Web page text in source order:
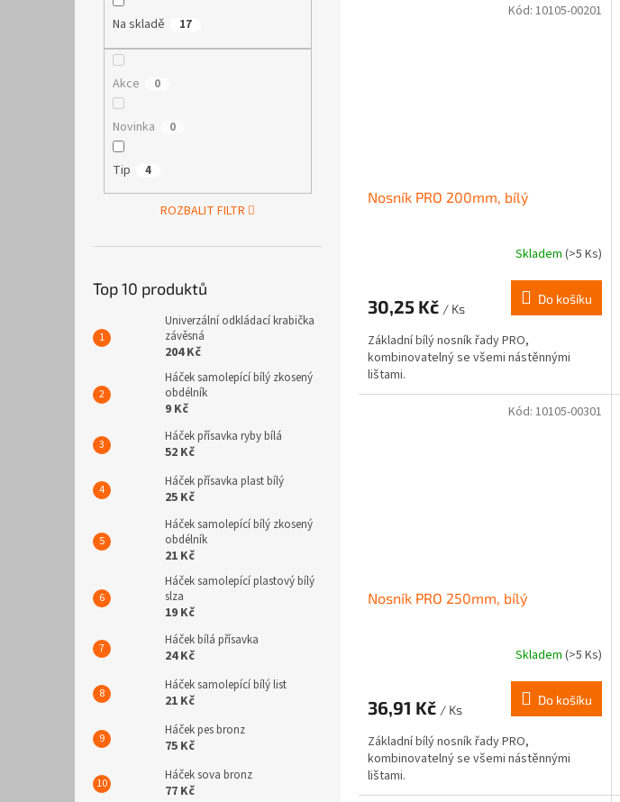
Na skladě 17
Akce 0
Novinka 0
Tip 4
ROZBALIT FILTR
Top 10 produktů
Univerzální odkládací krabička
závěsná
204 Kč
Háček samolepící bílý zkosený
obdélník
9 Kč
Háček přísavka ryby bílá
52 Kč
Háček přísavka plast bílý
25 Kč
Háček samolepící bílý zkosený
obdélník
21 Kč
Háček samolepící plastový bílý
slza
19 Kč
Háček bílá přísavka
24 Kč
Háček samolepící bílý list
21 Kč
Háček pes bronz
75 Kč
Háček sova bronz
77 Kč
Nosník PRO 200mm, bílý
Skladem (>5 Ks)
30,25 Kč / Ks
Do košíku
Základní bílý nosník řady PRO,
kombinovatelný se všemi nástěnnými
lištami.
Kód: 10105-00201
Nosník PRO 250mm, bílý
Skladem (>5 Ks)
36,91 Kč / Ks
Do košíku
Základní bílý nosník řady PRO,
kombinovatelný se všemi nástěnnými
lištami.
Kód: 10105-00301